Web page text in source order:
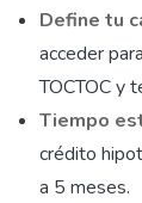
Define tu
acceder
TOCTOC y
Tiempo
crédito
a 5 meses.